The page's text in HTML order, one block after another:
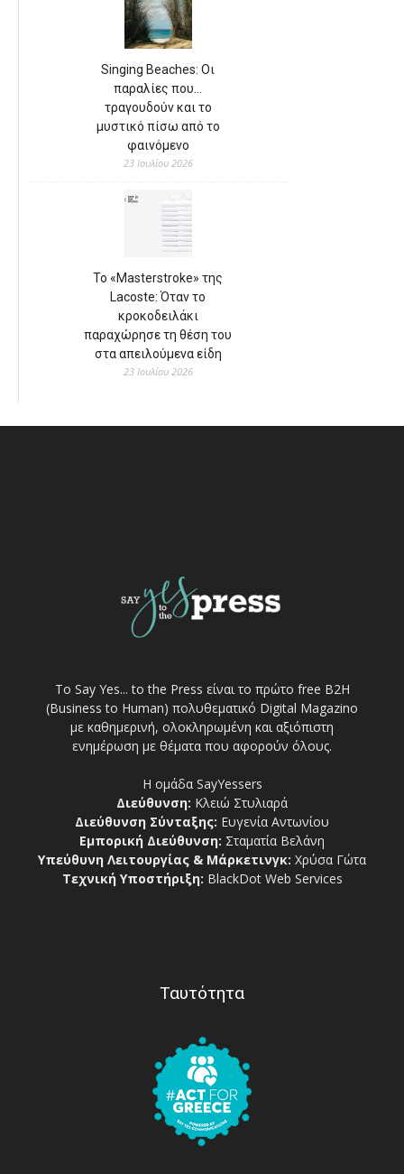
Singing Beaches: Οι
παραλίες που…
τραγουδούν και το
μυστικό πίσω από το
φαινόμενο
23 Ιουλίου 2026
Το «Masterstroke» της
Lacoste: Όταν το
κροκοδειλάκι
παραχώρησε τη θέση του
στα απειλούμενα είδη
23 Ιουλίου 2026
Το Say Yes... to the Press είναι το πρώτο free Β2Η
(Business to Human) πολυθεματικό Digital Magazino
με καθημερινή, ολοκληρωμένη και αξιόπιστη
ενημέρωση με θέματα που αφορούν όλους.
Η ομάδα SayYessers
Διεύθυνση: Κλειώ Στυλιαρά
Διεύθυνση Σύνταξης: Ευγενία Αντωνίου
Εμπορική Διεύθυνση: Σταματία Βελάνη
Υπεύθυνη Λειτουργίας & Μάρκετινγκ: Χρύσα Γώτα
Τεχνική Υποστήριξη: BlackDot Web Services
Ταυτότητα